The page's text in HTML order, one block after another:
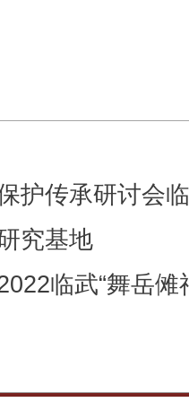
护传承研讨会
究基地
临武“舞岳